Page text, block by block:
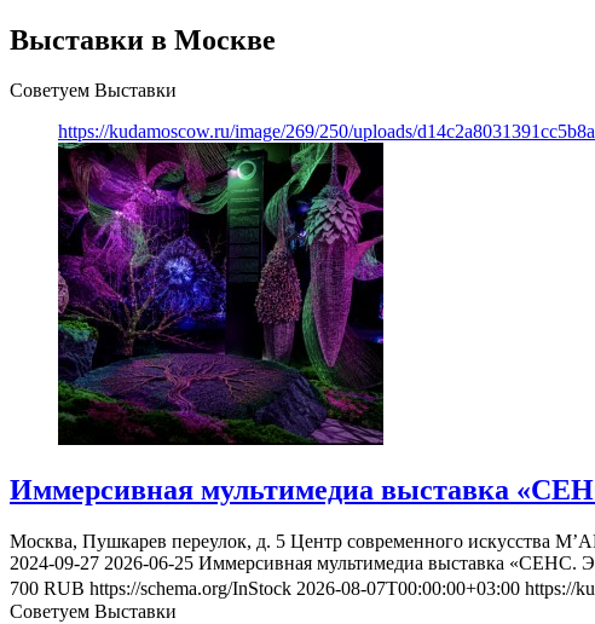
Выставки в Москве
Советуем Выставки
https://kudamoscow.ru/image/269/250/uploads/
Иммерсивная мультимедиа выставка
Москва, Пушкарев переулок, д. 5 Центр современного искусства
2024-09-27 2026-06-25 Иммерсивная мультимедиа выставка «СЕНС.
700 RUB https://schema.org/InStock 2026-08-07T00:00:00+03:00 https://
Советуем Выставки